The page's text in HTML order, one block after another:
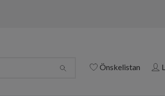
Önskelistan